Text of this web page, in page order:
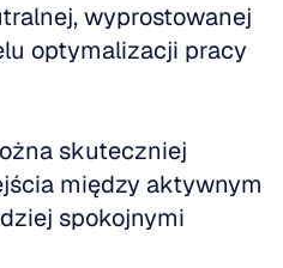
wyprostowanej
optymalizacji pracy
skuteczniej
między aktywnym
spokojnymi